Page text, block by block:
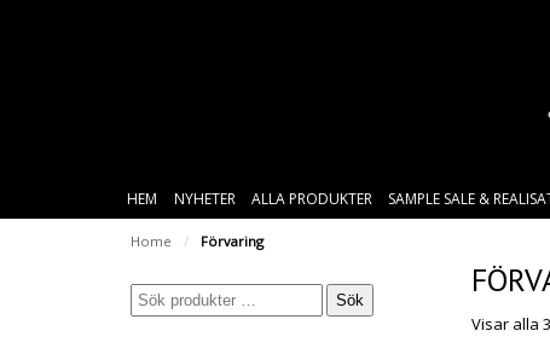
HEM NYHETER ALLA PRODUKTER SAMPLE SALE &
Home / Förvaring
Visar alla
Sök